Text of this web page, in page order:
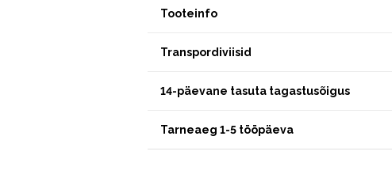
Tooteinfo
Transpordiviisid
14-päevane tasuta tagastusõigus
Tarneaeg 1-5 tööpäeva